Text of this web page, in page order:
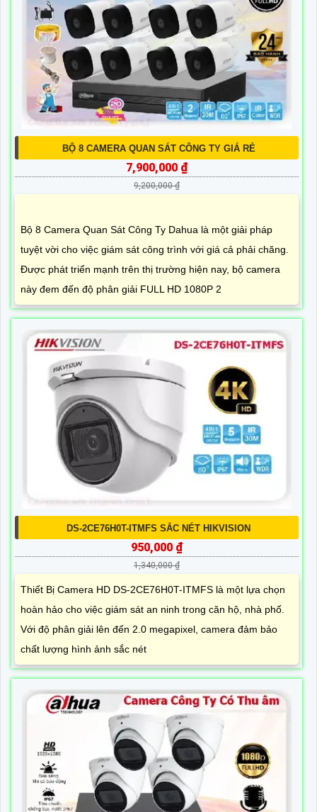
BỘ 8 CAMERA QUAN SÁT CÔNG TY GIÁ RẺ
7,900,000 ₫
9,200,000 ₫
Bộ 8 Camera Quan Sát Công Ty Dahua là một giải pháp
tuyệt vời cho việc giám sát công trình với giá cả phải chăng.
Được phát triển mạnh trên thị trường hiện nay, bộ camera
này đem đến độ phân giải FULL HD 1080P 2
DS-2CE76H0T-ITMFS SẮC NÉT HIKVISION
950,000 ₫
1,340,000 ₫
Thiết Bị Camera HD DS-2CE76H0T-ITMFS là một lựa chọn
hoàn hảo cho việc giám sát an ninh trong căn hộ, nhà phố.
Với độ phân giải lên đến 2.0 megapixel, camera đảm bảo
chất lượng hình ảnh sắc nét